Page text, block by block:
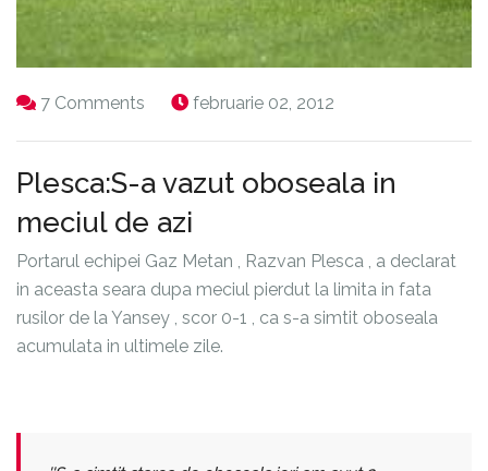
7 Comments februarie 02, 2012
Plesca:S-a vazut oboseala in
meciul de azi
Portarul echipei Gaz Metan , Razvan Plesca , a declarat
in aceasta seara dupa meciul pierdut la limita in fata
rusilor de la Yansey , scor 0-1 , ca s-a simtit oboseala
acumulata in ultimele zile.